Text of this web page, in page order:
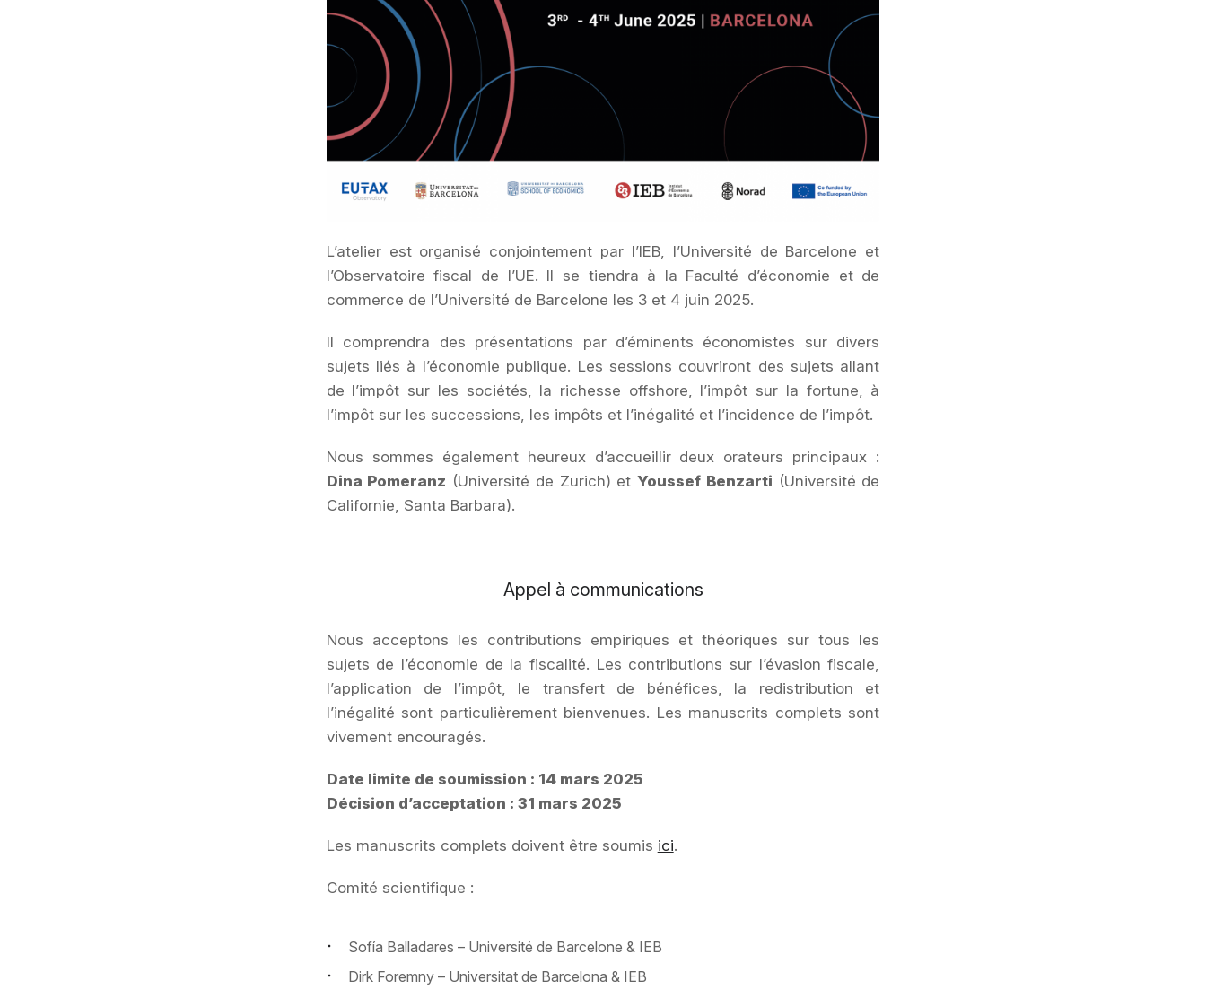
L’atelier est organisé conjointement par l’IEB, l’Université de Barcelone et
l’Observatoire fiscal de l’UE. Il se tiendra à la Faculté d’économie et de
commerce de l’Université de Barcelone les 3 et 4 juin 2025.
Il comprendra des présentations par d’éminents économistes sur divers
sujets liés à l’économie publique. Les sessions couvriront des sujets allant
de l’impôt sur les sociétés, la richesse offshore, l’impôt sur la fortune, à
l’impôt sur les successions, les impôts et l’inégalité et l’incidence de l’impôt.
Nous sommes également heureux d’accueillir deux orateurs principaux :
Dina Pomeranz (Université de Zurich) etYoussef Benzarti (Université de
Californie, Santa Barbara).
Appel à communications
Nous acceptons les contributions empiriques et théoriques sur tous les
sujets de l’économie de la fiscalité. Les contributions sur l’évasion fiscale,
l’application de l’impôt, le transfert de bénéfices, la redistribution et
l’inégalité sont particulièrement bienvenues. Les manuscrits complets sont
vivement encouragés.
Date limite de soumission : 14 mars 2025
Décision d’acceptation : 31 mars 2025
Les manuscrits complets doivent être soumis ici.
Comité scientifique :
Sofía Balladares – Université de Barcelone & IEB
Dirk Foremny – Universitat de Barcelona & IEB